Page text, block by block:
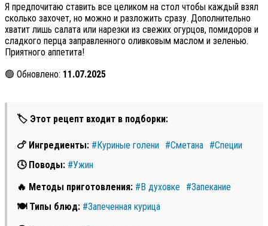
Я предпочитаю ставить все целиком на стол чтобы каждый взял
сколько захочет, но можно и разложить сразу. Дополнительно
хватит лишь салата или нарезки из свежих огурцов, помидоров и
сладкого перца заправленного оливковым маслом и зеленью.
Приятного аппетита!
🟢 Обновлено: 11.07.2025
🏷 Этот рецепт входит в подборки:
🍗 Ингредиенты: #Куриные голени #Сметана #Специи
🕓 Поводы: #Ужин
🔥 Методы приготовления: #В духовке
#Запекание
🍽 Типы блюд: #Запеченная курица